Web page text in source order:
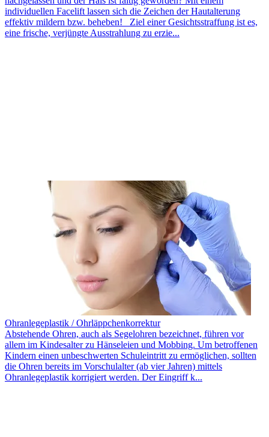
individuellen Facelift lassen sich die Zeichen der Hautalterung
effektiv mildern bzw. beheben! Ziel einer Gesichtsstraffung ist es,
eine frische, verjüngte Ausstrahlung zu erzie...
Ohranlegeplastik / Ohrläppchenkorrektur
Abstehende Ohren, auch als Segelohren bezeichnet, führen vor
allem im Kindesalter zu Hänseleien und Mobbing. Um betroffenen
Kindern einen unbeschwerten Schuleintritt zu ermöglichen, sollten
die Ohren bereits im Vorschulalter (ab vier Jahren) mittels
Ohranlegeplastik korrigiert werden. Der Eingriff k...